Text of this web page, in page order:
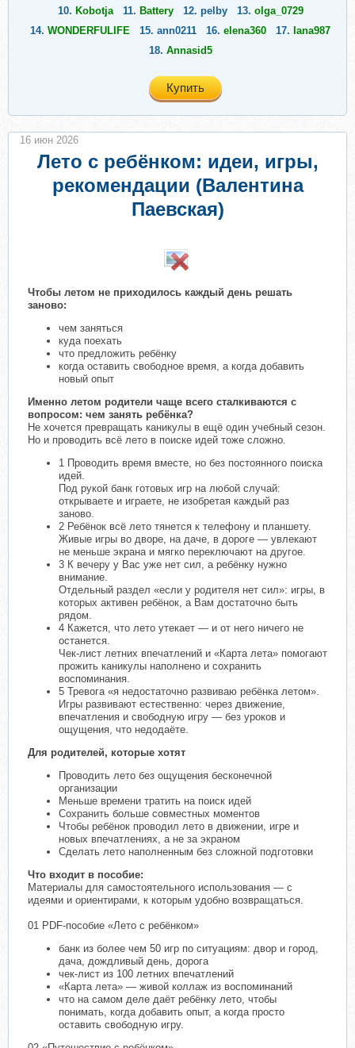
10. Kobotja 11. Battery 12. pelby 13. olga_0729
14. WONDERFULIFE 15. ann0211 16. elena360 17. Iana987
18. Annasid5
Купить
Лето с ребёнком: идеи, игры,
рекомендации (Валентина
Паевская)
Чтобы летом не приходилось каждый день решать
заново:
чем заняться
куда поехать
что предложить ребёнку
когда оставить свободное время, а когда добавить
новый опыт
Именно летом родители чаще всего сталкиваются с
вопросом: чем занять ребёнка?
Не хочется превращать каникулы в ещё один учебный сезон.
Но и проводить всё лето в поиске идей тоже сложно.
1 Проводить время вместе, но без постоянного поиска
идей.
Под рукой банк готовых игр на любой случай:
открываете и играете, не изобретая каждый раз
заново.
2 Ребёнок всё лето тянется к телефону и планшету.
Живые игры во дворе, на даче, в дороге — увлекают
не меньше экрана и мягко переключают на другое.
3 К вечеру у Вас уже нет сил, а ребёнку нужно
внимание.
Отдельный раздел «если у родителя нет сил»: игры, в
которых активен ребёнок, а Вам достаточно быть
рядом.
4 Кажется, что лето утекает — и от него ничего не
останется.
Чек-лист летних впечатлений и «Карта лета» помогают
прожить каникулы наполнено и сохранить
воспоминания.
5 Тревога «я недостаточно развиваю ребёнка летом».
Игры развивают естественно: через движение,
впечатления и свободную игру — без уроков и
ощущения, что недодаёте.
Для родителей, которые хотят
Проводить лето без ощущения бесконечной
организации
Меньше времени тратить на поиск идей
Сохранить больше совместных моментов
Чтобы ребёнок проводил лето в движении, игре и
новых впечатлениях, а не за экраном
Сделать лето наполненным без сложной подготовки
Что входит в пособие:
Материалы для самостоятельного использования — с
идеями и ориентирами, к которым удобно возвращаться.
01 PDF-пособие «Лето с ребёнком»
банк из более чем 50 игр по ситуациям: двор и город,
дача, дождливый день, дорога
чек-лист из 100 летних впечатлений
«Карта лета» — живой коллаж из воспоминаний
что на самом деле даёт ребёнку лето, чтобы
понимать, когда добавить опыт, а когда просто
оставить свободную игру.
16 июн 2026